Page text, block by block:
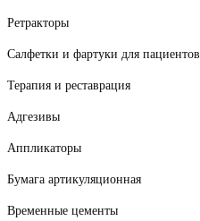
Ретракторы
Салфетки и фартуки для пациентов
Терапия и реставрация
Адгезивы
Аппликаторы
Бумага артикуляционная
Временные цементы